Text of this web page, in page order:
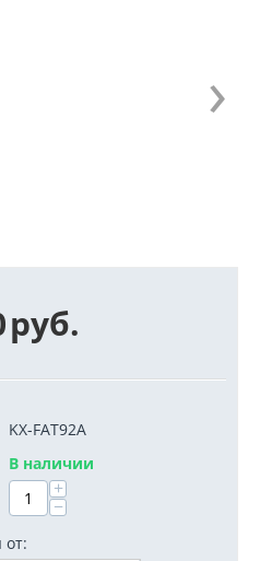
руб.
KX-FAT92A
В наличии
+
−